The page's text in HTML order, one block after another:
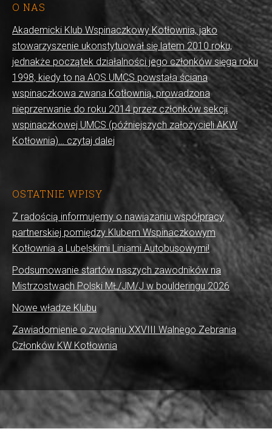
O NAS
Akademicki Klub Wspinaczkowy Kotłownia, jako
stowarzyszenie ukonstytuował się latem 2010 roku,
jednakże początek działalności jego członków sięga roku
1998, kiedy to na AOS UMCS powstała ściana
wspinaczkowa zwana Kotłownią, prowadzona
nieprzerwanie do roku 2014 przez członków sekcji
wspinaczkowej UMCS (późniejszych założycieli AKW
Kotłownia)… czytaj dalej
OSTATNIE WPISY
Z radością informujemy o nawiązaniu współpracy
partnerskiej pomiędzy Klubem Wspinaczkowym
Kotłownia a Lubelskimi Liniami Autobusowymi!
Podsumowanie startów naszych zawodników na
Mistrzostwach Polski MŁ/JM/J w boulderingu 2026
Nowe władze Klubu
Zawiadomienie o zwołaniu XXVIII Walnego Zebrania
Członków KW Kotłownia